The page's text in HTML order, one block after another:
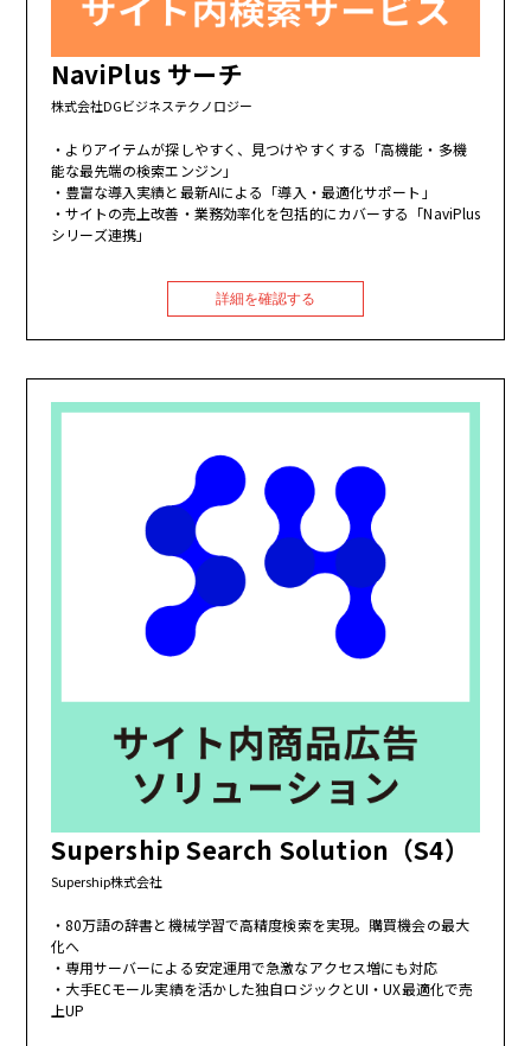
NaviPlus サーチ
株式会社DGビジネステクノロジー
よりアイテムが探しやすく、見つけやすくする「高機能・多機
能な最先端の検索エンジン」
豊富な導入実績と最新AIによる「導入・最適化サポート」
サイトの売上改善・業務効率化を包括的にカバーする「NaviPlus
シリーズ連携」
詳細を確認する
Supership Search Solution（S4）
Supership株式会社
80万語の辞書と機械学習で高精度検索を実現。購買機会の最大
化へ
専用サーバーによる安定運用で急激なアクセス増にも対応
大手ECモール実績を活かした独自ロジックとUI・UX最適化で売
上UP